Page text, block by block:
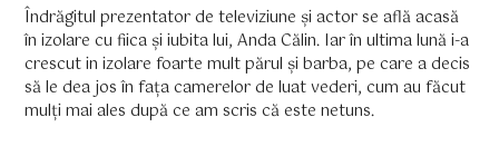
Îndrăgitul prezentator de televiziune și actor se află acasă
în izolare cu fiica și iubita lui, Anda Călin. Iar în ultima lună i-a
crescut in izolare foarte mult părul și barba, pe care a decis
să le dea jos în fața camerelor de luat vederi, cum au făcut
mulți mai ales după ce am scris că este netuns.